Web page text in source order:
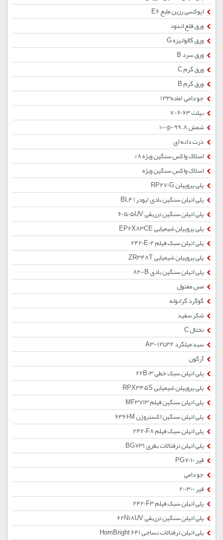
اپوکسی رزین مایع E6
ورق قلع اندود
ورق گالوانیزه G
ورق سرد B
ورق گرم C
ورق گرم B
جو دامی (ماده33)
بیلت 6063-7
شمش 1000p-99.8
ذرت دانه ای
اسلاک واکس سنگین ویژه 8%
اسلاک واکس سنگین ویژه
پلی پروپیلن RP270G
پلی اتیلن سنگین بادی (پودر) BL4
پلی اتیلن سنگین تزریقی 60505UV
پلی پروپیلن شیمیایی EP2X83CE
پلی اتیلن سبک فیلم 2420E02
پلی پروپیلن شیمیایی ZR348T
پلی اتیلن سنگین بادی 8200B
مس مفتول
گوگرد گرانوله
شکر سفید
تختال C
سبد میلگرد 32تا12-A3
آرگون
پلی اتیلن سبک خطی 22B03
پلی پروپیلن شیمیایی RPX345S
پلی اتیلن سنگین فیلم MF3713
پلی اتیلن سنگین اکستروژن 6366M
پلی اتیلن سبک فیلم 2420F8
پلی اتیلن ترفتالات بطری BG731
قیر PG7010
جو دامی
قیر 200300
پلی اتیلن سبک فیلم 2420F3
پلی اتیلن سنگین تزریقی 62N18UV
پلی اتیلن ترفتالات نساجی HomBright 641